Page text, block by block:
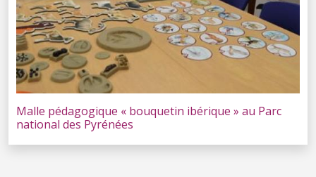
Malle pédagogique « bouquetin ibérique » au Parc
national des Pyrénées